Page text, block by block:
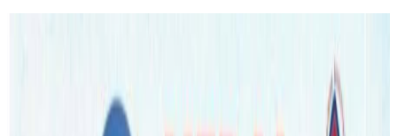
मल्टि डाईनामिक रियल स्टेटको शाखा अब
ब्रिजबेनमा, नेपालीको व्यवसाय मन्त्रीद्धारा